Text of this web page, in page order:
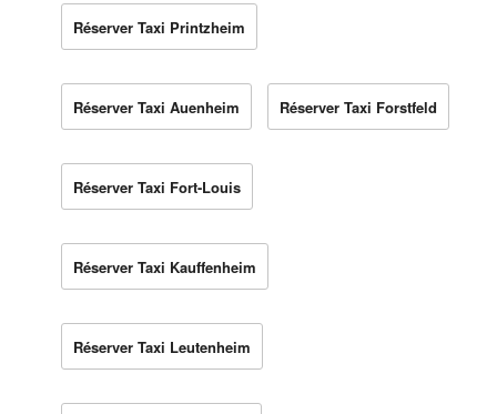
Réserver Taxi Printzheim
Réserver Taxi Auenheim Réserver Taxi Forstfeld
Réserver Taxi Fort-Louis
Réserver Taxi Kauffenheim
Réserver Taxi Leutenheim